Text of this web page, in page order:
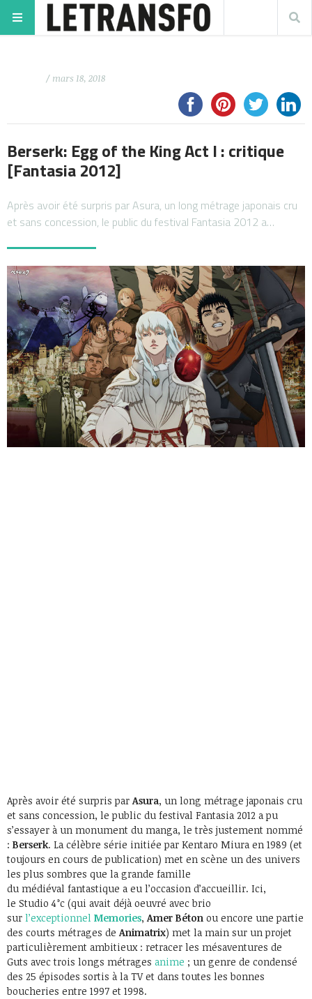
/ mars 18, 2018
Berserk: Egg of the King Act I : critique
[Fantasia 2012]
Après avoir été surpris par Asura, un long métrage japonais cru
et sans concession, le public du festival Fantasia 2012 a…
Après avoir été surpris par Asura, un long métrage japonais cru
et sans concession, le public du festival Fantasia 2012 a pu
s’essayer à un monument du manga, le très justement nommé
: Berserk. La célèbre série initiée par Kentaro Miura en 1989 (et
toujours en cours de publication) met en scène un des univers
les plus sombres que la grande famille
du médiéval fantastique a eu l’occasion d’accueillir. Ici,
le Studio 4°c (qui avait déjà oeuvré avec brio
sur l’exceptionnel Memories, Amer Béton ou encore une partie
des courts métrages de Animatrix) met la main sur un projet
particulièrement ambitieux : retracer les mésaventures de
Guts avec trois longs métrages anime ; un genre de condensé
des 25 épisodes sortis à la TV et dans toutes les bonnes
boucheries entre 1997 et 1998.